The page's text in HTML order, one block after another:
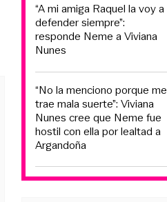
“A mi amiga Raquel la voy a
defender siempre”:
responde Neme a Viviana
Nunes
“No la menciono porque me
trae mala suerte”: Viviana
Nunes cree que Neme fue
hostil con ella por lealtad a
Argandoña